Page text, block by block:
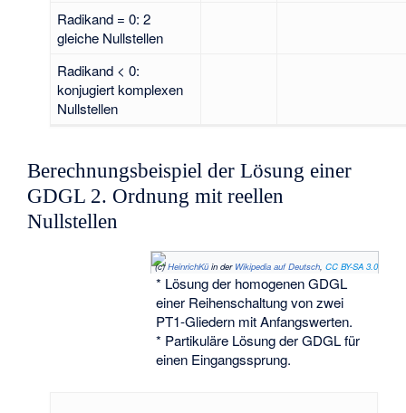
Radikand = 0: 2
gleiche Nullstellen
Radikand < 0:
konjugiert komplexen
Nullstellen
Berechnungsbeispiel der Lösung einer
GDGL 2. Ordnung mit reellen
Nullstellen
(c)HeinrichKüin der Wikipedia auf Deutsch, CC BY-SA 3.0
* Lösung der homogenen GDGL
einer Reihenschaltung von zwei
PT1-Gliedern mit Anfangswerten.
* Partikuläre Lösung der GDGL für
einen Eingangssprung.